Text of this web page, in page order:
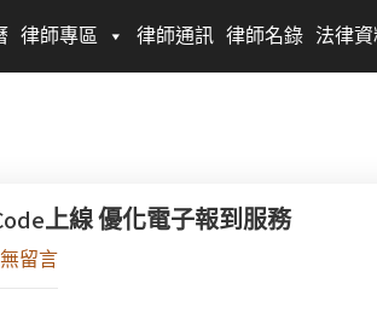
律師專區 律師通訊 律師名錄 法律
上線 優化電子報到服務
留言